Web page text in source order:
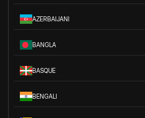
AZERBAIJANI
BANGLA
BASQUE
BENGALI